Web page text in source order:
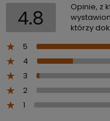
4.8
Opinie, z
którzy
5
4
3
2
1